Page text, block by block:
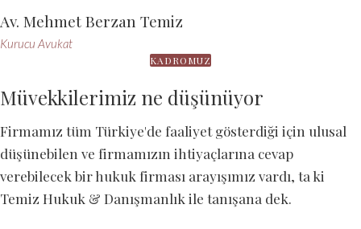
Av. Mehmet Berzan Temiz
Kurucu Avukat
KADROMUZ
Müvekkilerimiz ne düşünüyor
Firmamız tüm Türkiye'de faaliyet gösterdiği için ulusal
düşünebilen ve firmamızın ihtiyaçlarına cevap
verebilecek bir hukuk firması arayışımız vardı, ta ki
Temiz Hukuk & Danışmanlık ile tanışana dek.